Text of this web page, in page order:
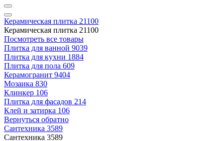
Керамическая плитка 21100
Керамическая плитка 21100
Посмотреть все товары
Плитка для ванной 9039
Плитка для кухни 1884
Плитка для пола 609
Керамогранит 9404
Мозаика 830
Клинкер 106
Плитка для фасадов 214
Клей и затирка 106
Вернуться обратно
Сантехника 3589
Сантехника 3589